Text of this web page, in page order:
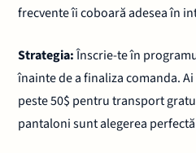
frecvente îi coboară adesea în
Strategia:Înscrie-te în
înainte de a finaliza comanda.
peste 50$ pentru transport
pantaloni sunt alegerea